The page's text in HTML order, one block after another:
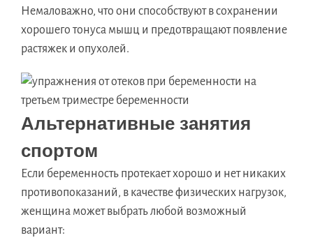
Немаловажно, что они способствуют в сохранении
хорошего тонуса мышц и предотвращают появление
растяжек и опухолей.
Альтернативные занятия
спортом
Если беременность протекает хорошо и нет никаких
противопоказаний, в качестве физических нагрузок,
женщина может выбрать любой возможный
вариант: